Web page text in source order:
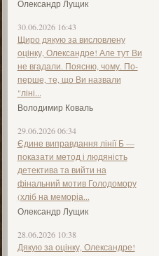
Олександр Лущик
30.06.2026 16:43
Щиро дякую за висловлену
оцінку, Олександре! Але тут Ви
не вгадали. Поясню, чому. По-
перше, те, що Ви назвали
"ліні...
Володимир Коваль
29.06.2026 06:34
Єдине виправдання лінії Б —
показати метод і людяність
детектива та вийти на
фінальний мотив Голодомору
(хліб на меморіа...
Олександр Лущик
28.06.2026 10:38
Дякую за оцінку, Олександре!